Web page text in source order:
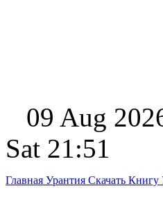
09 Aug
Sat 21:51
Главная Урантия Скачать Книгу